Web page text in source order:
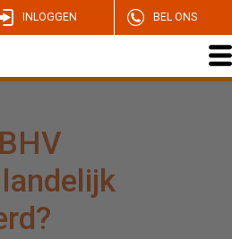
INLOGGEN BEL ONS